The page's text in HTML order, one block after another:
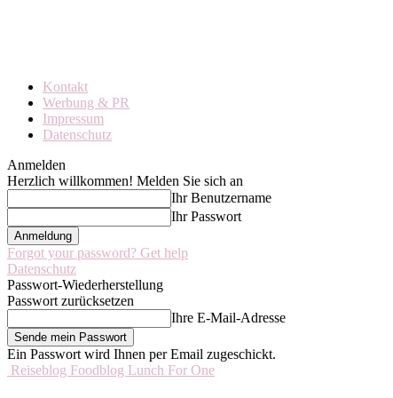
Kontakt
Werbung & PR
Impressum
Datenschutz
Anmelden
Herzlich willkommen! Melden Sie sich an
Ihr Benutzername
Ihr Passwort
Forgot your password? Get help
Datenschutz
Passwort-Wiederherstellung
Passwort zurücksetzen
Ihre E-Mail-Adresse
Ein Passwort wird Ihnen per Email zugeschickt.
Reiseblog Foodblog Lunch For One